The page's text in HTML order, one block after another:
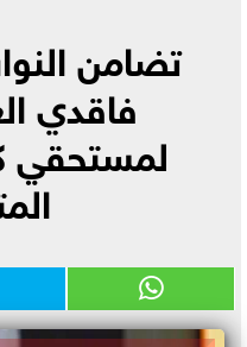
تضامن
فاقدي
لمستحقي